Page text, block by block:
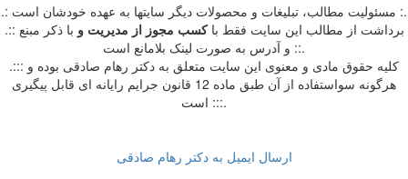
.: مسئوليت مطالب، تبليغات و محصولات ديگر سايتها به عهده خودشان است :.
.:: برداشت از مطالب اين سايت فقط باکسب مجوز از مدیریت و با ذکر مبنع
و آدرس به صورت لینک بلامانع است ::.
.::: کلیه حقوق مادی و معنوی این سایت متعلق به دکتر رهام صادقی بوده و
هرگونه سواستفاده از آن طبق ماده 12 قانون جرایم رایانه ای قابل پیگیری
است :::.
ارسال ایمیل به دکتر رهام صادقی